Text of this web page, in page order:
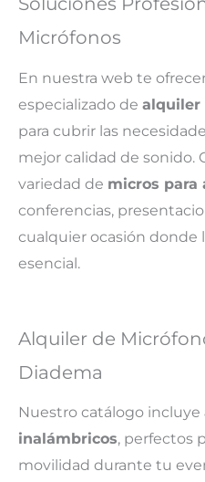
Micrófonos
En nuestra web te
especializado de alquiler
para cubrir las
mejor calidad de sonido.
variedad de micros para
conferencias,
cualquier ocasión donde
esencial.
Alquiler de
Diadema
Nuestro catálogo incluye
inalámbricos, perfectos
movilidad durante tu